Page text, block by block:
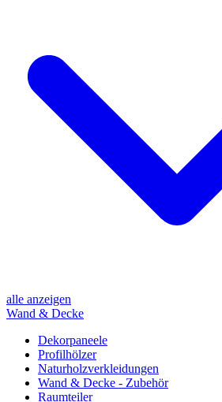
alle anzeigen
Wand & Decke
Dekorpaneele
Profilhölzer
Naturholzverkleidungen
Wand & Decke - Zubehör
Raumteiler